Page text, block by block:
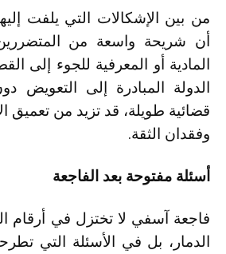
من بين الإشكالات التي يلفت
أن شريحة واسعة من
المادية أو المعرفية للجوء إلى
الدولة المبادرة إلى التعويض
قضائية طويلة، قد تزيد من
وفقدان الثقة.
أسئلة مفتوحة بعد الفاجعة
فاجعة آسفي لا تختزل في أرقام
الدمار، بل في الأسئلة التي